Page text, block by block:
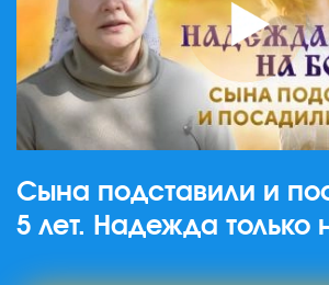
Сына подставили и
5 лет. Надежда только